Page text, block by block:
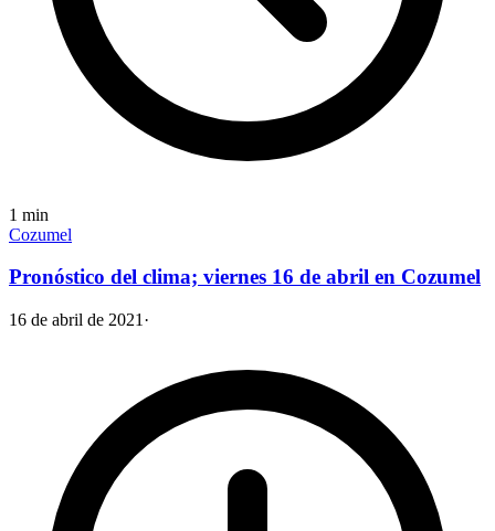
1 min
Cozumel
Pronóstico del clima; viernes 16 de abril en Cozumel
16 de abril de 2021 ·